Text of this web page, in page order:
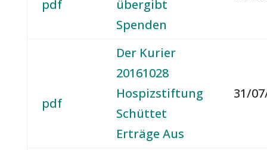
pdf
übergibt
Spenden
pdf
Der Kurier
20161028
Hospizstiftung
Schüttet
Erträge Aus
31/